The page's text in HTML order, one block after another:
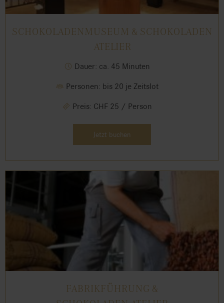
SCHOKOLADENMUSEUM & SCHOKOLADEN
ATELIER
Dauer: ca. 45 Minuten
Personen: bis 20 je Zeitslot
Preis: CHF 25 / Person
Jetzt buchen
FABRIKFÜHRUNG &